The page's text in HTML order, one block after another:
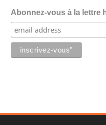
Abonnez-vous à la lettre